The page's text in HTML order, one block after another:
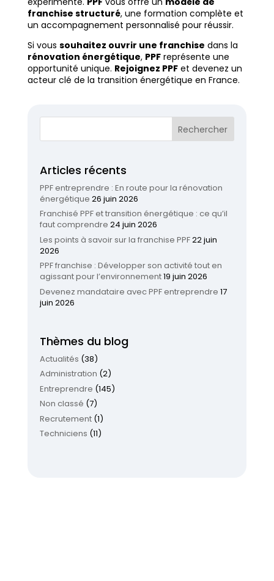
franchise structuré, une formation complète et
un accompagnement personnalisé pour réussir.
Si vous souhaitez ouvrir une franchise dans la
rénovation énergétique, PPFreprésente une
opportunité unique. Rejoignez PPFet devenez un
acteur clé de la transition énergétique en France.
Articles récents
PPF entreprendre : En route pour la rénovation
énergétique 26 juin 2026
Franchisé PPF et transition énergétique : ce qu’il
faut comprendre 24 juin 2026
Les points à savoir sur la franchise PPF22 juin
2026
PPF franchise : Développer son activité tout en
agissant pour l’environnement19 juin 2026
Devenez mandataire avec PPF entreprendre 17
juin 2026
Thèmes du blog
Actualités (38)
Administration (2)
Entreprendre (145)
Non classé (7)
Recrutement(1)
Techniciens (11)